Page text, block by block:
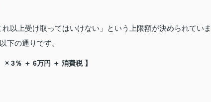
以上受け取ってはいけない」という上限額が決められていま
下の通りです。
× 3％ ＋ 6万円 ＋ 消費税 】